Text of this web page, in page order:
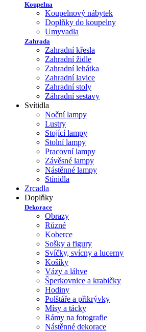
Koupelna
Koupelnový nábytek
Doplňky do koupelny
Umyvadla
Zahrada
Zahradní křesla
Zahradní židle
Zahradní lehátka
Zahradní lavice
Zahradní stoly
Záhradní sestavy
Svítidla
Noční lampy
Lustry
Stojící lampy
Stolní lampy
Pracovní lampy
Závěsné lampy
Nástěnné lampy
Stínidla
Zrcadla
Doplňky
Dekorace
Obrazy
Různé
Koberce
Sošky a figury
Svíčky, svícny a lucerny
Košíky
Vázy a láhve
Šperkovnice a krabičky
Hodiny
Polštáře a přikrývky
Mísy a tácky
Rámy na fotografie
Nástěnné dekorace